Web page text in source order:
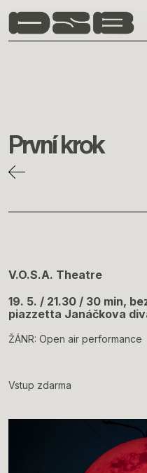
První krok
V.O.S.A. Theatre
19. 5. / 21.30 / 30 min,
piazzetta Janáčkova
ŽÁNR: Open air performance
Vstup zdarma